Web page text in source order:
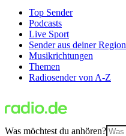
Top Sender
Podcasts
Live Sport
Sender aus deiner Region
Musikrichtungen
Themen
Radiosender von A-Z
Was möchtest du anhören?